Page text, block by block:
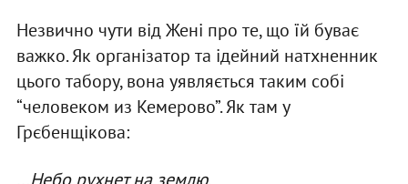
Незвично чути від Жені про те, що їй буває
важко. Як організатор та ідейний натхненник
цього табору, вона уявляється таким собі
“человеком из Кемерово”. Як там у
Грєбенщікова:
…Небо рухнет на землю,